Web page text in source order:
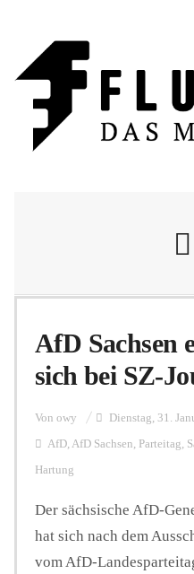
AfD Sachsen
sich bei SZ-
Von owy Dienstag, 31.
AfD, AfD Sachsen, Parteitag,
Hartung
Der sächsische AfD-
hat sich nach dem
vom AfD-